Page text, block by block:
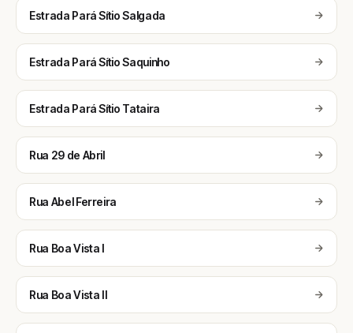
Estrada Pará Sítio Salgada
Estrada Pará Sítio Saquinho
Estrada Pará Sítio Tataira
Rua 29 de Abril
Rua Abel Ferreira
Rua Boa Vista I
Rua Boa Vista II